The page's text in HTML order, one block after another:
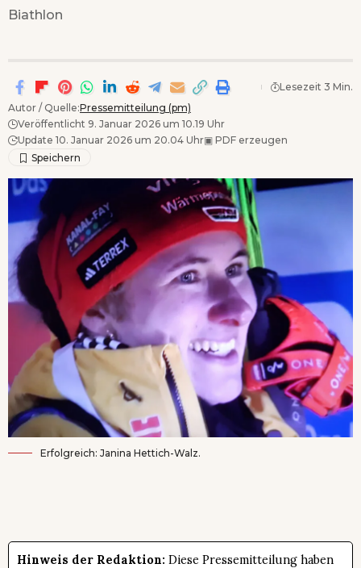
Biathlon
Autor / Quelle:Pressemitteilung (pm)
Veröffentlicht 9. Januar 2026 um 10.19 Uhr
Update 10. Januar 2026 um 20.04 Uhr▣ PDF erzeugen
Lesezeit 3 Min.
Erfolgreich: Janina Hettich-Walz.
Hinweis der Redaktion: Diese Pressemitteilung haben